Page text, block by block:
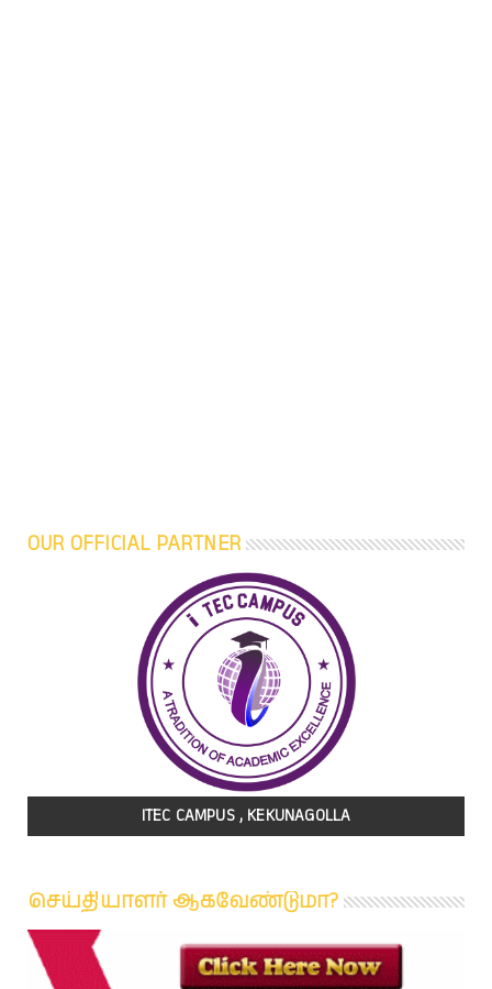
OUR OFFICIAL PARTNER
ITEC CAMPUS , KEKUNAGOLLA
செய்தியாளர் ஆகவேண்டுமா?